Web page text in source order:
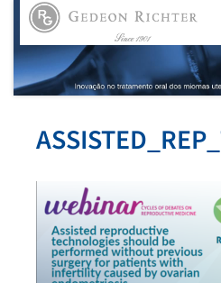
HOME
ÁREAS TERAPÊUTICAS
MEDIA